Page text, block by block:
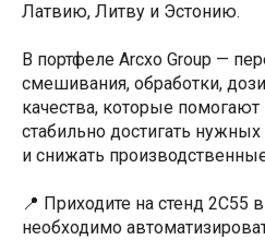
Латвию, Литву и Эстонию.
В портфеле Arcxo Group —
смешивания, обработки,
качества, которые
стабильно достигать
и снижать
📍 Приходите на стенд 2C55
необходимо